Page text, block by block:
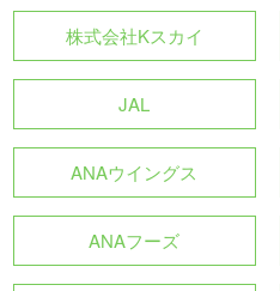
株式会社Kスカイ
JAL
ANAウイングス
ANAフーズ